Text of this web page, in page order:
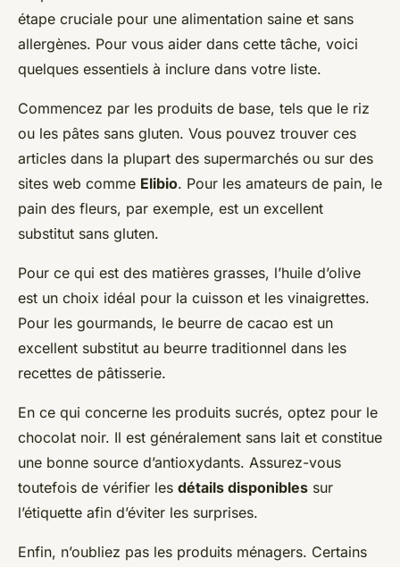
étape cruciale pour une alimentation saine et sans
allergènes. Pour vous aider dans cette tâche, voici
quelques essentiels à inclure dans votre liste.
Commencez par les produits de base, tels que le riz
ou les pâtes sans gluten. Vous pouvez trouver ces
articles dans la plupart des supermarchés ou sur des
sites web comme Elibio. Pour les amateurs de pain, le
pain des fleurs, par exemple, est un excellent
substitut sans gluten.
Pour ce qui est des matières grasses, l’huile d’olive
est un choix idéal pour la cuisson et les vinaigrettes.
Pour les gourmands, le beurre de cacao est un
excellent substitut au beurre traditionnel dans les
recettes de pâtisserie.
En ce qui concerne les produits sucrés, optez pour le
chocolat noir. Il est généralement sans lait et constitue
une bonne source d’antioxydants. Assurez-vous
toutefois de vérifier les détails disponibles sur
l’étiquette afin d’éviter les surprises.
Enfin, n’oubliez pas les produits ménagers. Certains